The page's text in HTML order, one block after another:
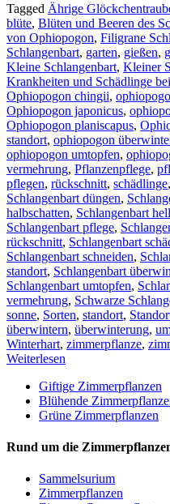
Tagged Ährige
blüte, Blüten und Beeren des
von Ophiopogon, Filigrane
Schlangenbart, garten, gießen,
Kleine Schlangenbart, Kleiner
Krankheiten und Schädlinge
Ophiopogon chingii,
Ophiopogon japonicus,
Ophiopogon planiscapus,
standort, ophiopogon
ophiopogon umtopfen,
vermehrung, Pflanzenpflege,
pflegen, rückschnitt, schädlinge,
Schlangenbart düngen,
halbschatten, Schlangenbart hell
Schlangenbart pflege,
rückschnitt, Schlangenbart
Schlangenbart schneiden,
standort, Schlangenbart
Schlangenbart umtopfen,
vermehrung, Schwarze
sonne, Sorten, standort,
überwintern, überwinterung,
Winterhart, zimmerpflanze,
Weiterlesen
Giftige Zimmerpflanzen
Blühende
Grüne Zimmerpflanzen
Rund um die
Sam­mel­su­ri­um
Zimmerpflanzen